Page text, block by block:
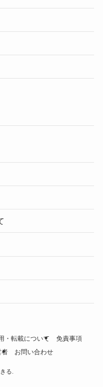
・転載について
免責事項
者 お問い合わせ
る.